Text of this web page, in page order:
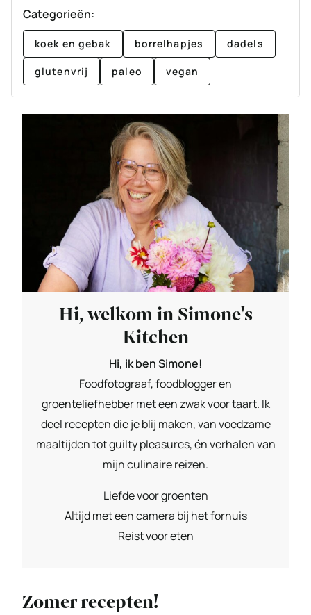
Categorieën:
koek en gebak borrelhapjes dadels
glutenvrij paleo vegan
Hi, welkom in Simone's
Kitchen
Hi, ik ben Simone!
Foodfotograaf, foodblogger en
groenteliefhebber met een zwak voor taart. Ik
deel recepten die je blij maken, van voedzame
maaltijden tot guilty pleasures, én verhalen van
mijn culinaire reizen.
Liefde voor groenten
Altijd met een camera bij het fornuis
Reist voor eten
Zomer recepten!